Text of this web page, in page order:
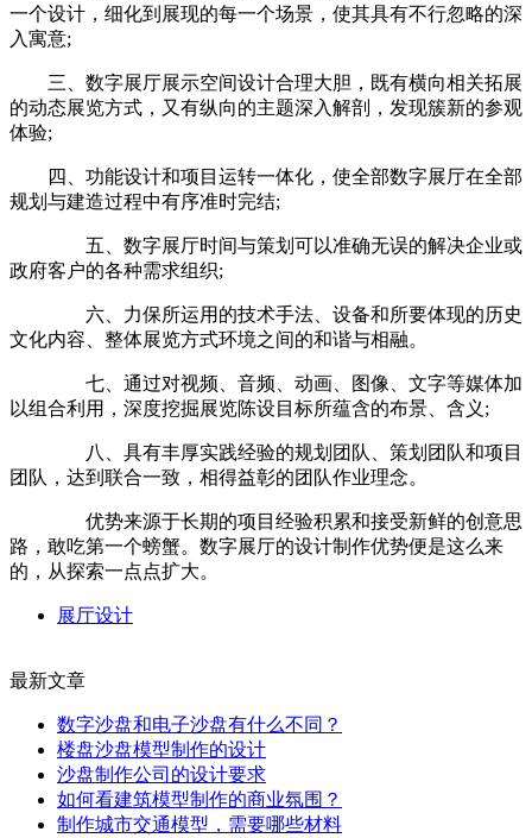
一个设计，细化到展现的每一个场景，使其具有不行忽略的深
入寓意;
三、数字展厅展示空间设计合理大胆，既有横向相关拓展
的动态展览方式，又有纵向的主题深入解剖，发现簇新的参观
体验;
四、功能设计和项目运转一体化，使全部数字展厅在全部
规划与建造过程中有序准时完结;
五、数字展厅时间与策划可以准确无误的解决企业或
政府客户的各种需求组织;
六、力保所运用的技术手法、设备和所要体现的历史
文化内容、整体展览方式环境之间的和谐与相融。
七、通过对视频、音频、动画、图像、文字等媒体加
以组合利用，深度挖掘展览陈设目标所蕴含的布景、含义;
八、具有丰厚实践经验的规划团队、策划团队和项目
团队，达到联合一致，相得益彰的团队作业理念。
优势来源于长期的项目经验积累和接受新鲜的创意思
路，敢吃第一个螃蟹。数字展厅的设计制作优势便是这么来
的，从探索一点点扩大。
展厅设计
最新文章
数字沙盘和电子沙盘有什么不同？
楼盘沙盘模型制作的设计
沙盘制作公司的设计要求
如何看建筑模型制作的商业氛围？
制作城市交通模型，需要哪些材料